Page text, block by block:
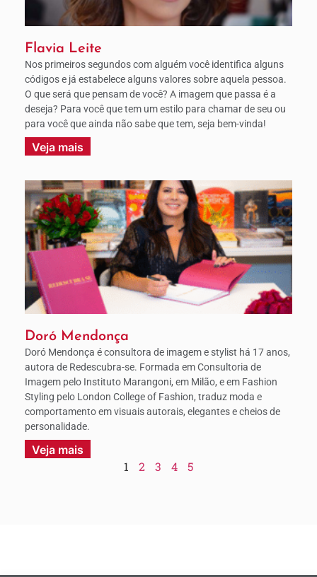
Flavia Leite
Nos primeiros segundos com alguém você identifica alguns
códigos e já estabelece alguns valores sobre aquela pessoa.
O que será que pensam de você? A imagem que passa é a
deseja? Para você que tem um estilo para chamar de seu ou
para você que ainda não sabe que tem, seja bem-vinda!
Veja mais
Doró Mendonça
Doró Mendonça é consultora de imagem e stylist há 17 anos,
autora de Redescubra-se. Formada em Consultoria de
Imagem pelo Instituto Marangoni, em Milão, e em Fashion
Styling pelo London College of Fashion, traduz moda e
comportamento em visuais autorais, elegantes e cheios de
personalidade.
Veja mais
1 2 3 4 5